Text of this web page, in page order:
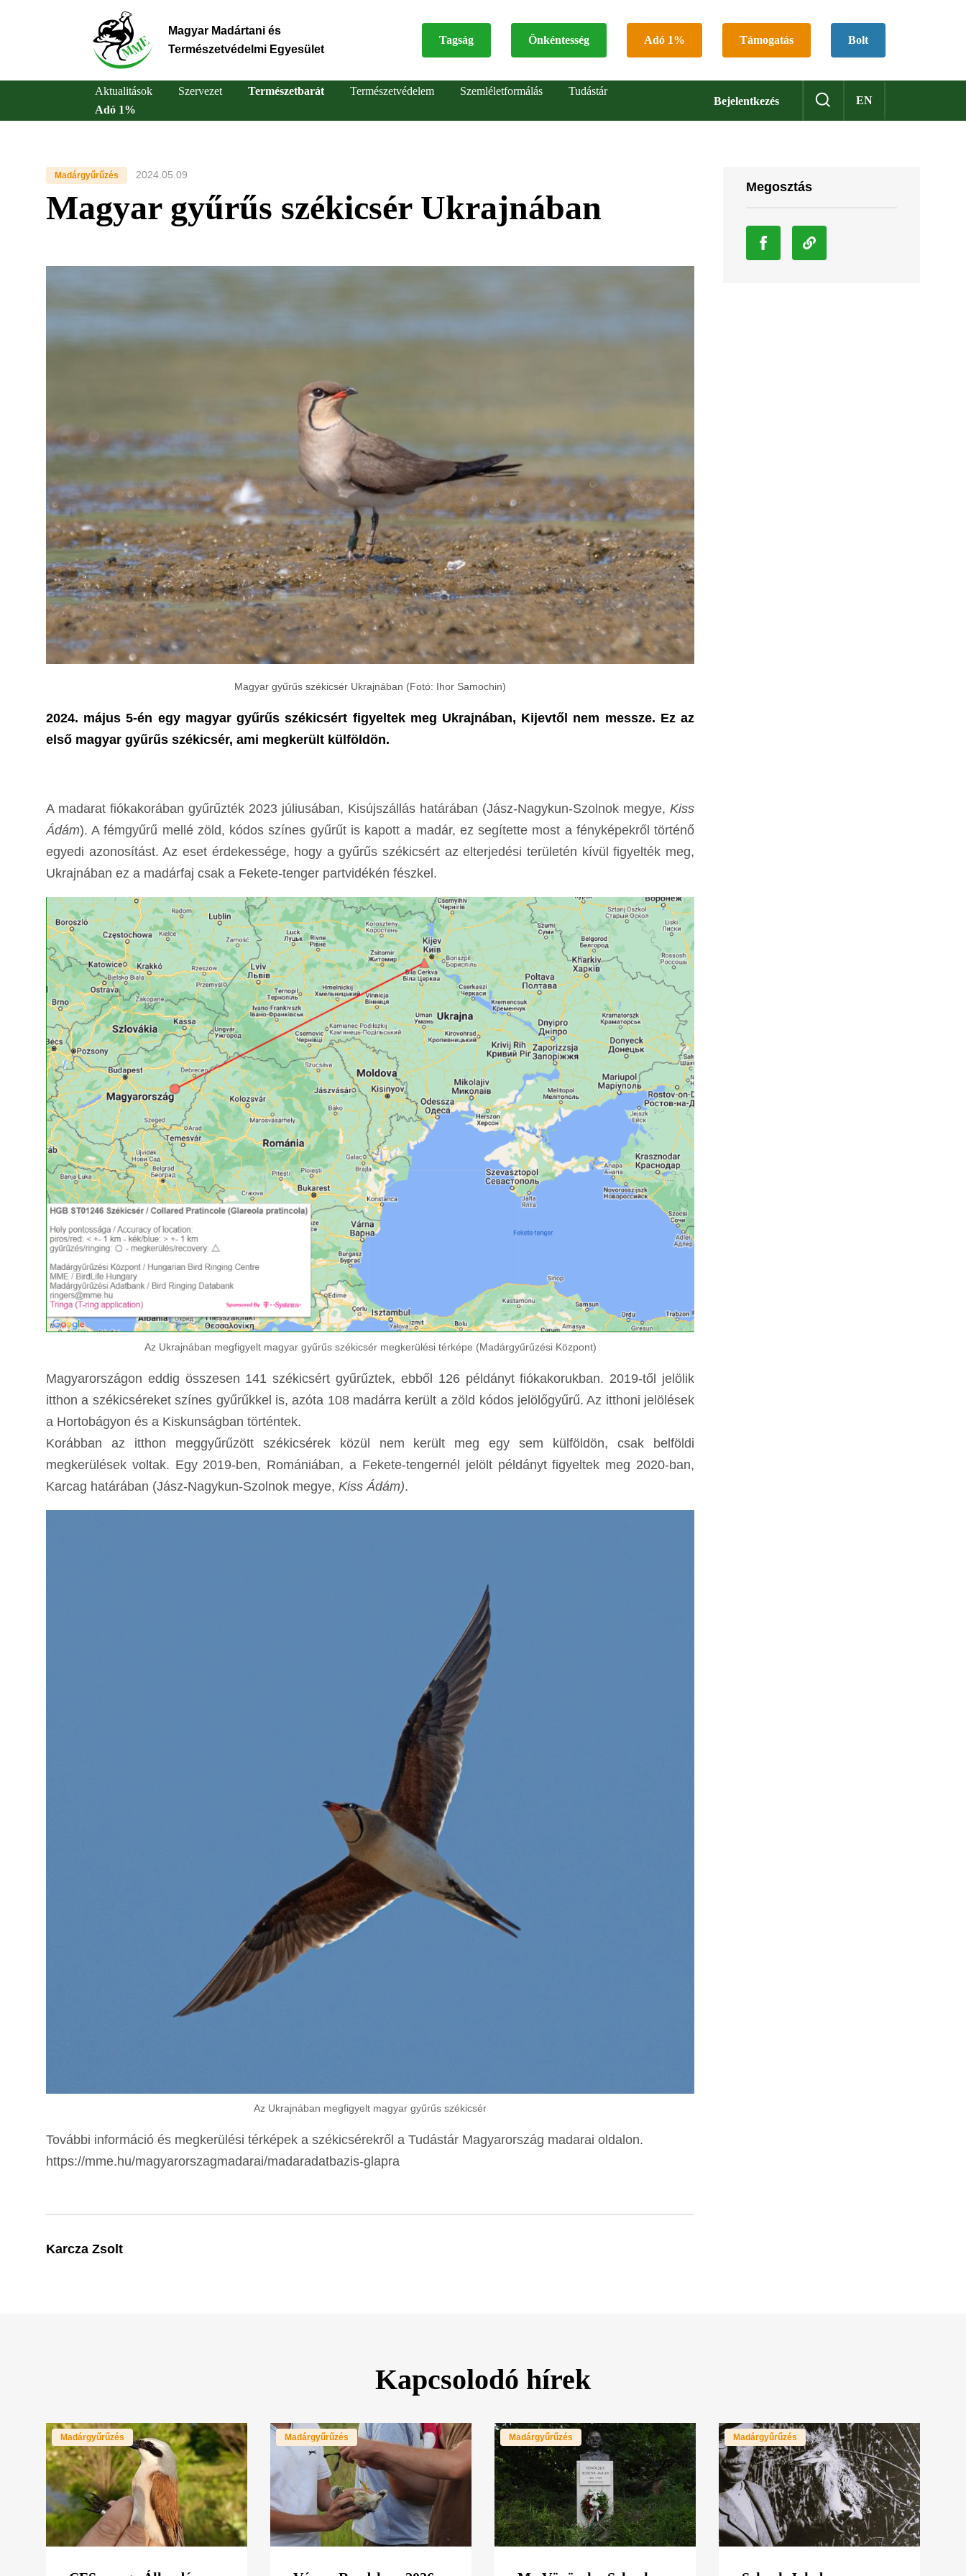
Magyar Madártani és
Természetvédelmi Egyesület
Top
Tagság Önkéntesség Adó 1% Támogatás Bolt
Bejelentkezés EN
Main
navigation
Aktualitások Szervezet Természetbarát Természetvédelem Szemléletformálás
Tudástár
Adó 1%
Madárgyűrűzés 2024.05.09
Magyar gyűrűs székicsér Ukrajnában
Magyar gyűrűs székicsér Ukrajnában (Fotó: Ihor Samochin)
2024. május 5-én egy magyar gyűrűs székicsért figyeltek meg Ukrajnában, Kijevtől nem messze. Ez az
első magyar gyűrűs székicsér, ami megkerült külföldön.
A madarat fiókakorában gyűrűzték 2023 júliusában, Kisújszállás határában (Jász-Nagykun-Szolnok megye, Kiss
Ádám). A fémgyűrű mellé zöld, kódos színes gyűrűt is kapott a madár, ez segítette most a fényképekről történő
egyedi azonosítást. Az eset érdekessége, hogy a gyűrűs székicsért az elterjedési területén kívül figyelték meg,
Ukrajnában ez a madárfaj csak a Fekete-tenger partvidékén fészkel.
Az Ukrajnában megfigyelt magyar gyűrűs székicsér megkerülési térképe (Madárgyűrűzési Központ)
Magyarországon eddig összesen 141 székicsért gyűrűztek, ebből 126 példányt fiókakorukban. 2019-től jelölik
itthon a székicséreket színes gyűrűkkel is, azóta 108 madárra került a zöld kódos jelölőgyűrű. Az itthoni jelölések
a Hortobágyon és a Kiskunságban történtek.
Korábban az itthon meggyűrűzött székicsérek közül nem került meg egy sem külföldön, csak belföldi
megkerülések voltak. Egy 2019-ben, Romániában, a Fekete-tengernél jelölt példányt figyeltek meg 2020-ban,
Karcag határában (Jász-Nagykun-Szolnok megye, Kiss Ádám).
Az Ukrajnában megfigyelt magyar gyűrűs székicsér
További információ és megkerülési térképek a székicsérekről a Tudástár Magyarország madarai oldalon.
https://mme.hu/magyarorszagmadarai/madaradatbazis-glapra
Karcza Zsolt
Megosztás
Kapcsolodó hírek
Madárgyűrűzés Madárgyűrűzés Madárgyűrűzés Madárgyűrűzés